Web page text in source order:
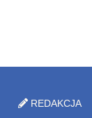
REDAKCJA